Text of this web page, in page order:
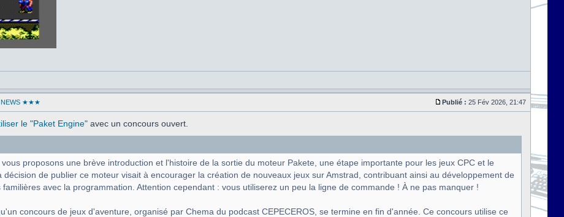
NEWS ★★★ Publié : 25 Fév 2026, 21:47
le "Paket Engine" avec un concours ouvert.
proposons une brève introduction et l'histoire de la sortie du moteur Pakete, une étape importante pour les jeux CPC et le
de publier ce moteur visait à encourager la création de nouveaux jeux sur Amstrad, contribuant ainsi au développement de
avec la programmation. Attention cependant : vous utiliserez un peu la ligne de commande ! À ne pas manquer !
concours de jeux d'aventure, organisé par Chema du podcast CEPECEROS, se termine en fin d'année. Ce concours utilise ce